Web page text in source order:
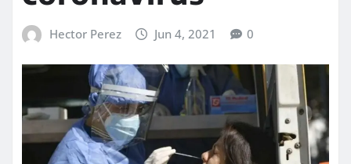
Hector Perez Jun 4, 2021 0